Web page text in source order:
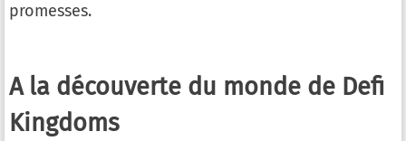
promesses.
A la découverte du monde de Defi
Kingdoms